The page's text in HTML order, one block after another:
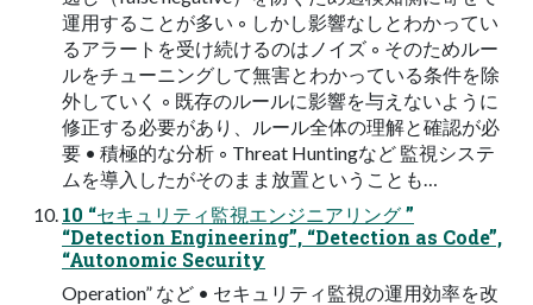
運用することが多い ◦ しかし影響なしとわかってい
るアラートを受け続けるのはノイズ ◦ そのためルー
ルをチューニングして無害とわかっている条件を除
外していく ◦ 既存のルールに影響を与えないように
修正する必要があり、ルール全体の理解と確認が必
要 • 積極的な分析 ◦ Threat Huntingなど 監視システ
ムを導入したがそのまま放置ということも…
10 “セキュリティ監視エンジニアリング ”
“Detection Engineering”, “Detection as Code”,
“Autonomic Security
Operation” など • セキュリティ監視の運用効率を改